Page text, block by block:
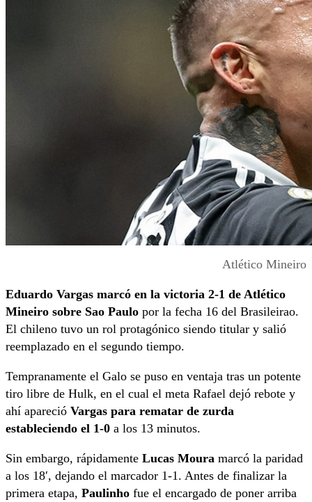
Atlético Mineiro
Eduardo Vargas marcó en la victoria 2-1 de Atlético
Mineiro sobre Sao Paulo por la fecha 16 del Brasileirao.
El chileno tuvo un rol protagónico siendo titular y salió
reemplazado en el segundo tiempo.
Tempranamente el Galo se puso en ventaja tras un potente
tiro libre de Hulk, en el cual el meta Rafael dejó rebote y
ahí apareció Vargas para rematar de zurda
estableciendo el 1-0 a los 13 minutos.
Sin embargo, rápidamente Lucas Moura marcó la paridad
a los 18′, dejando el marcador 1-1. Antes de finalizar la
primera etapa, Paulinho fue el encargado de poner arriba